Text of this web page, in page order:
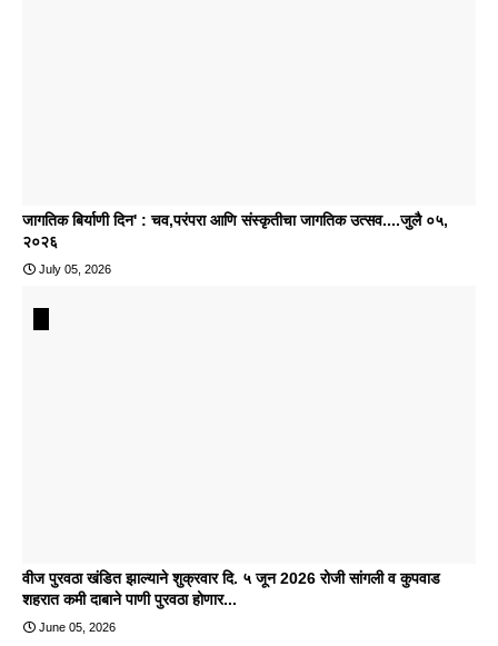
जागतिक बिर्याणी दिन' : चव,परंपरा आणि संस्कृतीचा जागतिक उत्सव....जुलै ०५,
२०२६
July 05, 2026
वीज पुरवठा खंडित झाल्याने शुक्रवार दि. ५ जून 2026 रोजी सांगली व कुपवाड
शहरात कमी दाबाने पाणी पुरवठा होणार...
June 05, 2026